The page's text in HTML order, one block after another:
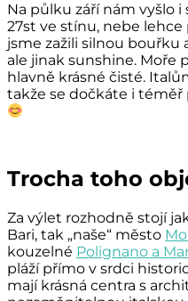
Na půlku září nám vyšlo i
27st ve stínu, nebe
jsme zažili silnou bouřku
ale jinak sunshine. Moře
hlavně krásné čisté.
takže se dočkáte i téměř
Trocha toho
Za výlet rozhodně stojí
Bari, tak „naše“ město
kouzelné Polignano a
pláží přímo v srdci
mají krásná centra s